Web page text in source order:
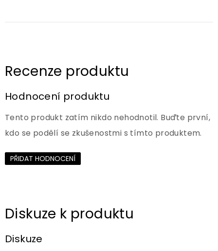
Hodnocení produktu
Tento produkt zatím nikdo nehodnotil. Buďte první,
kdo se podělí se zkušenostmi s tímto produktem.
PŘIDAT HODNOCENÍ
Diskuze